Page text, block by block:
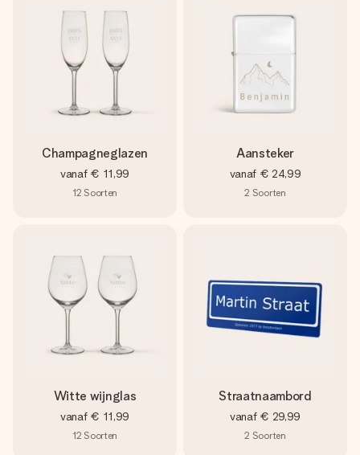
Champagneglazen
vanaf € 11,99
12 Soorten
Aansteker
vanaf € 24,99
2 Soorten
Witte wijnglas
vanaf € 11,99
12 Soorten
Straatnaambord
vanaf € 29,99
2 Soorten